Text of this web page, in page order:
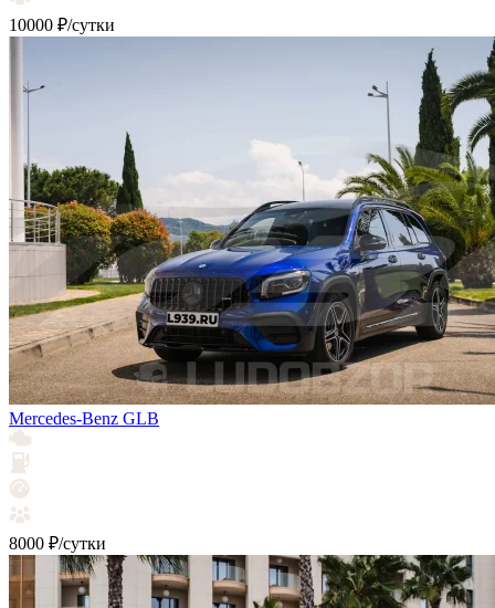
10000 ₽/сутки
Mercedes-Benz GLB
8000 ₽/сутки